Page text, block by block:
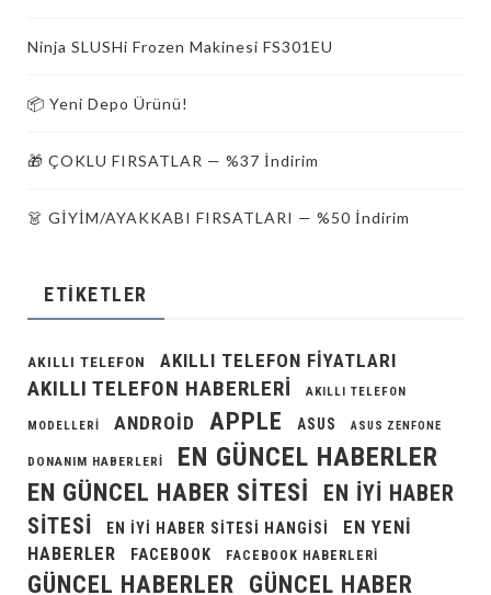
Ninja SLUSHi Frozen Makinesi FS301EU
📦 Yeni Depo Ürünü!
🎁 ÇOKLU FIRSATLAR — %37 İndirim
👗 GİYİM/AYAKKABI FIRSATLARI — %50 İndirim
ETIKETLER
AKILLI TELEFON AKILLI TELEFON FIYATLARI
AKILLI TELEFON HABERLERI AKILLI TELEFON
MODELLERI ANDROID APPLE ASUS ASUS ZENFONE
DONANIM HABERLERI EN GÜNCEL HABERLER
EN GÜNCEL HABER SITESI
EN IYI HABER
SITESI
EN IYI HABER SITESI HANGISI
EN YENI
HABERLER
FACEBOOK FACEBOOK HABERLERI
GÜNCEL HABERLER GÜNCEL HABER